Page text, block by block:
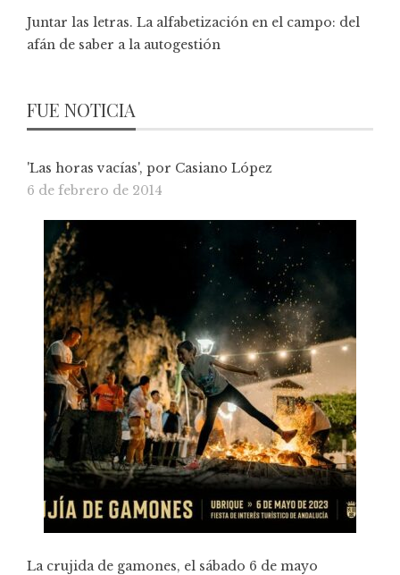
Juntar las letras. La alfabetización en el campo: del
afán de saber a la autogestión
FUE NOTICIA
'Las horas vacías', por Casiano López
6 de febrero de 2014
La crujida de gamones, el sábado 6 de mayo